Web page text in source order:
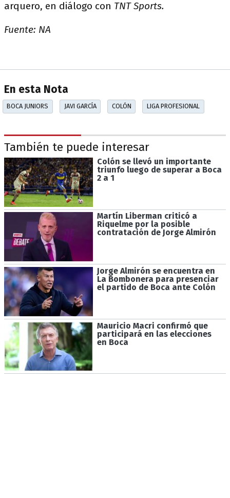
arquero, en diálogo con TNT Sports.
Fuente: NA
En esta Nota
BOCA JUNIORS JAVI GARCÍA COLÓN LIGA PROFESIONAL
También te puede interesar
Colón se llevó un importante
triunfo luego de superar a Boca
2 a 1
Martín Liberman criticó a
Riquelme por la posible
contratación de Jorge Almirón
Jorge Almirón se encuentra en
La Bombonera para presenciar
el partido de Boca ante Colón
Mauricio Macri confirmó que
participará en las elecciones
en Boca